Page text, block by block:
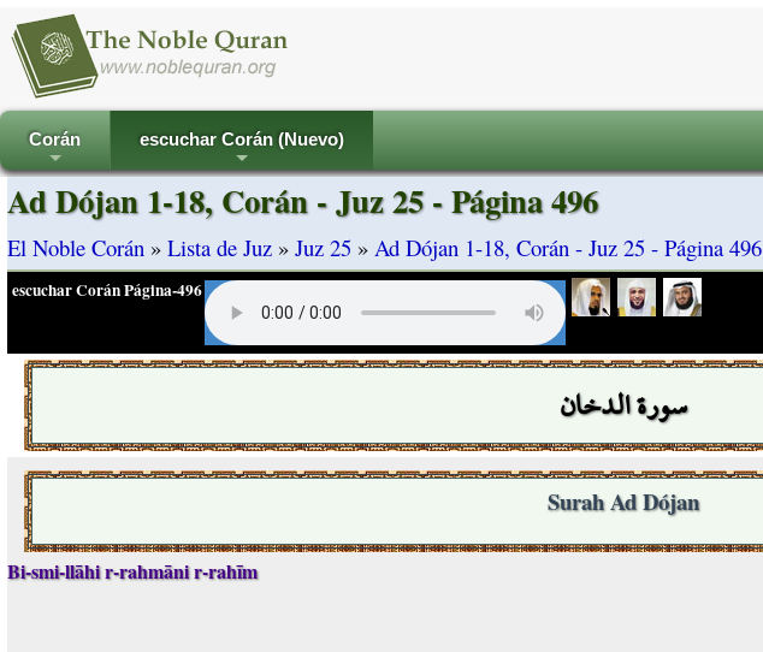
+
Corán
+
escuchar Corán (Nuevo)
Ad Dójan 1-18, Corán - Juz 25 - Página 496
El Noble Corán » Lista de Juz » Juz 25 » Ad Dójan 1-18, Corán - Juz 25 - Página 496
escuchar Corán Página-496
سورة الدخان
Surah Ad Dójan
Bi-smi-llāhi r-rahmāni r-rahīm